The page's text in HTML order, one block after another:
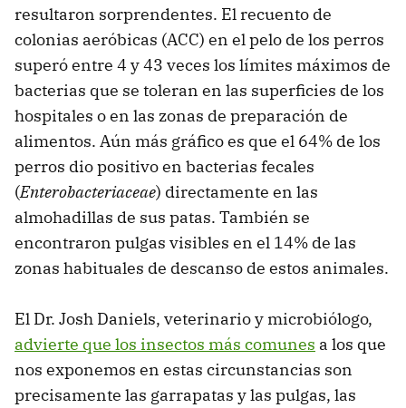
resultaron sorprendentes. El recuento de
colonias aeróbicas (ACC) en el pelo de los perros
superó entre 4 y 43 veces los límites máximos de
bacterias que se toleran en las superficies de los
hospitales o en las zonas de preparación de
alimentos. Aún más gráfico es que el 64% de los
perros dio positivo en bacterias fecales
(Enterobacteriaceae) directamente en las
almohadillas de sus patas. También se
encontraron pulgas visibles en el 14% de las
zonas habituales de descanso de estos animales.
El Dr. Josh Daniels, veterinario y microbiólogo,
advierte que los insectos más comunes a los que
nos exponemos en estas circunstancias son
precisamente las garrapatas y las pulgas, las